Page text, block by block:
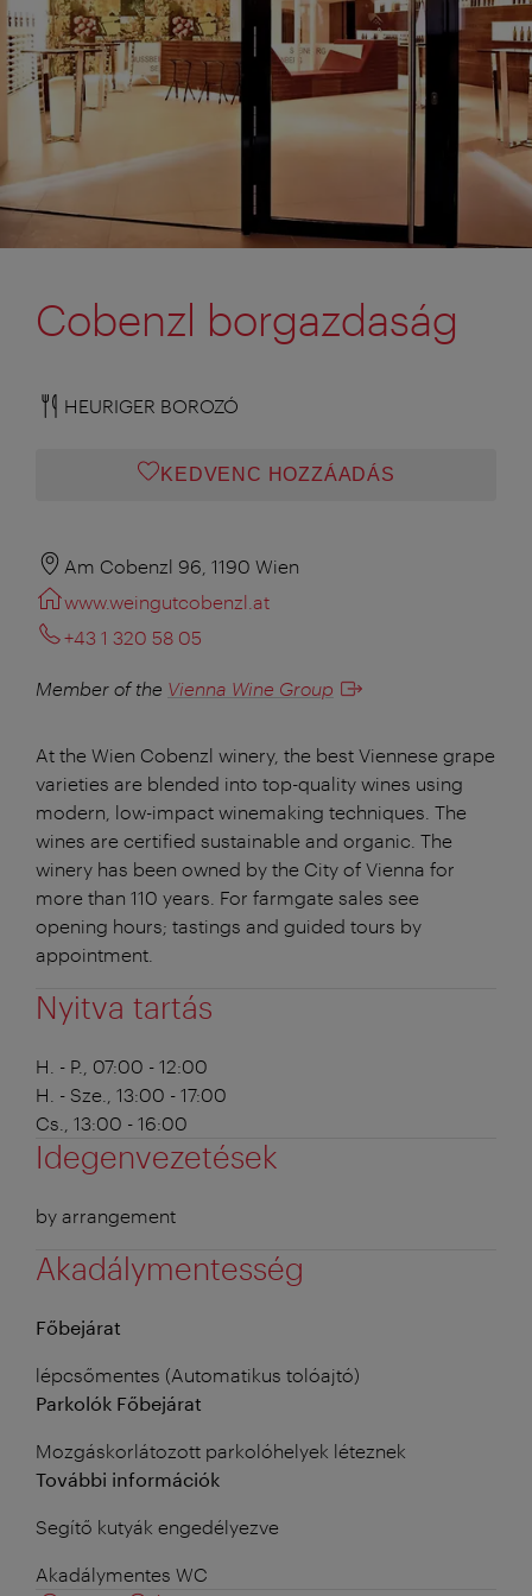
Cobenzl borgazdaság
HEURIGER BOROZÓ
KEDVENC HOZZÁADÁS
Am Cobenzl 96, 1190 Wien
www.weingutcobenzl.at
+43 1 320 58 05
Member of the Vienna Wine Group
At the Wien Cobenzl winery, the best Viennese grape
varieties are blended into top-quality wines using
modern, low-impact winemaking techniques. The
wines are certified sustainable and organic. The
winery has been owned by the City of Vienna for
more than 110 years. For farmgate sales see
opening hours; tastings and guided tours by
appointment.
Nyitva tartás
H. - P., 07:00 - 12:00
H. - Sze., 13:00 - 17:00
Cs., 13:00 - 16:00
Idegenvezetések
by arrangement
Akadálymentesség
Főbejárat
lépcsőmentes (Automatikus tolóajtó)
Parkolók Főbejárat
Mozgáskorlátozott parkolóhelyek léteznek
További információk
Segítő kutyák engedélyezve
Akadálymentes WC